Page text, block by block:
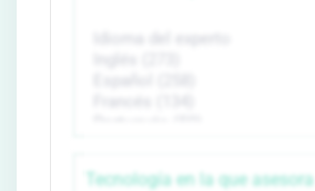
Tecnología en la que asesora